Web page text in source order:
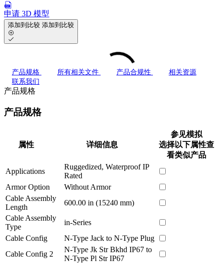
申请 3D 模型
添加到比较 添加到比较
产品规格 所有相关文件 产品合规性
相关资源
联系我们
产品规格
产品规格
属性 详细信息
参见模拟
选择以下属性查
看类似产品
Applications
Ruggedized, Waterproof IP
Rated
Armor Option
Without Armor
Cable Assembly
Length
600.00 in (15240 mm)
Cable Assembly
Type
in-Series
Cable Config
N-Type Jack to N-Type Plug
Cable Config 2
N-Type Jk Str Bkhd IP67 to
N-Type Pl Str IP67